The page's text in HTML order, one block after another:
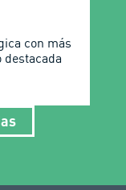
con más
destacada